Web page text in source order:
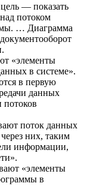
— показать
потоком
… Диаграмма
«элементы
в системе».
в первую
данных
потоков
поток данных
них, таким
информации,
«элементы
в